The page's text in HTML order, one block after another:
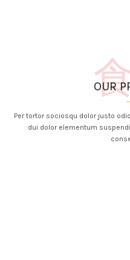
OUR
Per tortor sociosqu dolor justo
dui dolor elementum